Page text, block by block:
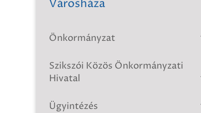
Városháza
Önkormányzat
Szikszói Közös Önkormányzati
Hivatal
Ügyintézés